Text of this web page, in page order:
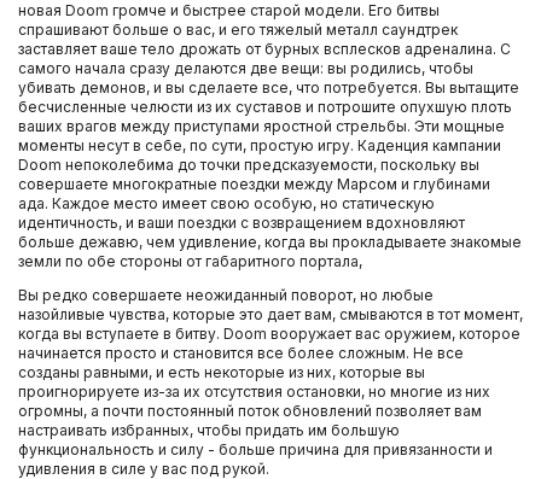
новая Doom громче и быстрее старой модели. Его битвы
спрашивают больше о вас, и его тяжелый металл саундтрек
заставляет ваше тело дрожать от бурных всплесков адреналина. С
самого начала сразу делаются две вещи: вы родились, чтобы
убивать демонов, и вы сделаете все, что потребуется. Вы вытащите
бесчисленные челюсти из их суставов и потрошите опухшую плоть
ваших врагов между приступами яростной стрельбы. Эти мощные
моменты несут в себе, по сути, простую игру. Каденция кампании
Doom непоколебима до точки предсказуемости, поскольку вы
совершаете многократные поездки между Марсом и глубинами
ада. Каждое место имеет свою особую, но статическую
идентичность, и ваши поездки с возвращением вдохновляют
больше дежавю, чем удивление, когда вы прокладываете знакомые
земли по обе стороны от габаритного портала,
Вы редко совершаете неожиданный поворот, но любые
назойливые чувства, которые это дает вам, смываются в тот момент,
когда вы вступаете в битву. Doom вооружает вас оружием, которое
начинается просто и становится все более сложным. Не все
созданы равными, и есть некоторые из них, которые вы
проигнорируете из-за их отсутствия остановки, но многие из них
огромны, а почти постоянный поток обновлений позволяет вам
настраивать избранных, чтобы придать им большую
функциональность и силу - больше причина для привязанности и
удивления в силе у вас под рукой.